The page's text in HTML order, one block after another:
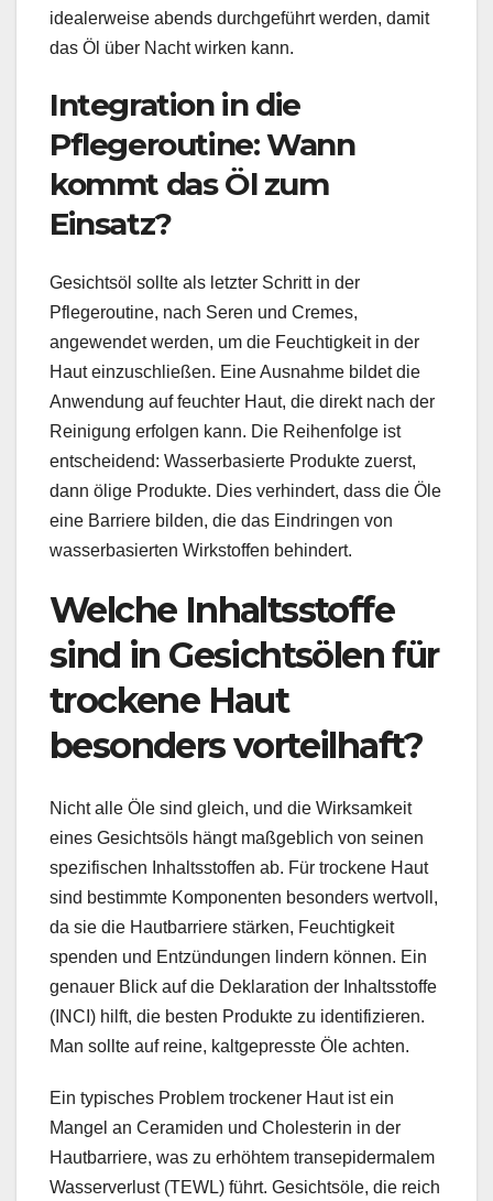
idealerweise abends durchgeführt werden, damit
das Öl über Nacht wirken kann.
Integration in die
Pflegeroutine: Wann
kommt das Öl zum
Einsatz?
Gesichtsöl sollte als letzter Schritt in der
Pflegeroutine, nach Seren und Cremes,
angewendet werden, um die Feuchtigkeit in der
Haut einzuschließen. Eine Ausnahme bildet die
Anwendung auf feuchter Haut, die direkt nach der
Reinigung erfolgen kann. Die Reihenfolge ist
entscheidend: Wasserbasierte Produkte zuerst,
dann ölige Produkte. Dies verhindert, dass die Öle
eine Barriere bilden, die das Eindringen von
wasserbasierten Wirkstoffen behindert.
Welche Inhaltsstoffe
sind in Gesichtsölen für
trockene Haut
besonders vorteilhaft?
Nicht alle Öle sind gleich, und die Wirksamkeit
eines Gesichtsöls hängt maßgeblich von seinen
spezifischen Inhaltsstoffen ab. Für trockene Haut
sind bestimmte Komponenten besonders wertvoll,
da sie die Hautbarriere stärken, Feuchtigkeit
spenden und Entzündungen lindern können. Ein
genauer Blick auf die Deklaration der Inhaltsstoffe
(INCI) hilft, die besten Produkte zu identifizieren.
Man sollte auf reine, kaltgepresste Öle achten.
Ein typisches Problem trockener Haut ist ein
Mangel an Ceramiden und Cholesterin in der
Hautbarriere, was zu erhöhtem transepidermalem
Wasserverlust (TEWL) führt. Gesichtsöle, die reich